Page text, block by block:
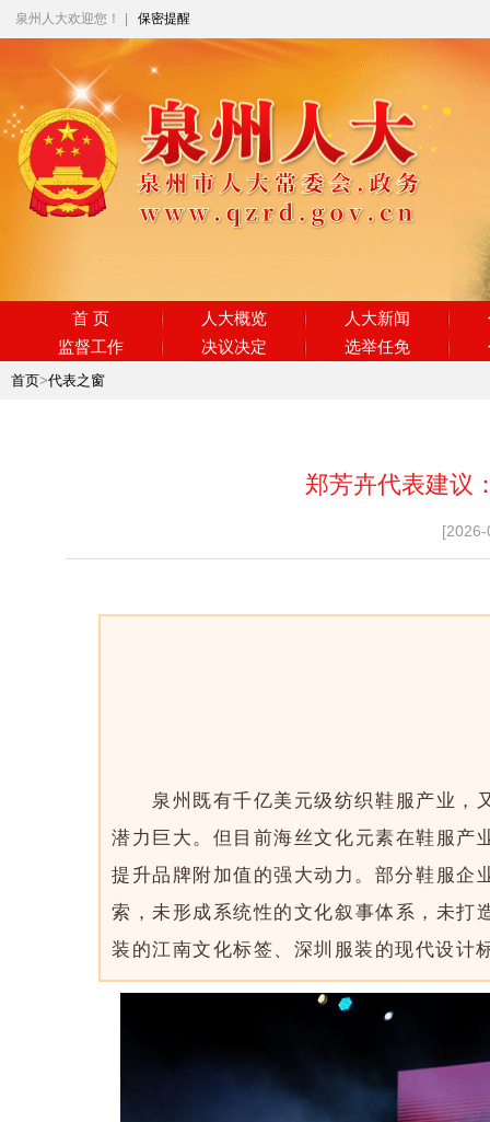
泉州人大欢迎您！ 保密提醒
首 页 人大概览 人大新闻
监督工作
决议决定 选举任免
首页>代表之窗
郑芳卉代表建议
泉州既有千亿美元级纺织鞋服产业，
潜力巨大。但目前海丝文化元素在鞋服产
提升品牌附加值的强大动力。部分鞋服企
索，未形成系统性的文化叙事体系，未打
装的江南文化标签、深圳服装的现代设计